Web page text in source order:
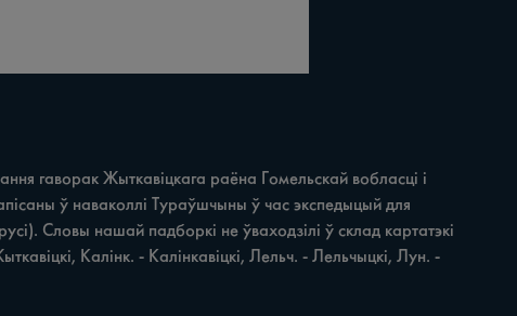
Жыткавіцкага раёна Гомельскай вобласці i
ў наваколлі Тураўшчыны ў час экспедыцый для
Словы нашай падборкі не ўваходзілі ў склад картатэкі
Калінк. - Калінкавіцкі, Лельч. - Лельчыцкі, Лун. -